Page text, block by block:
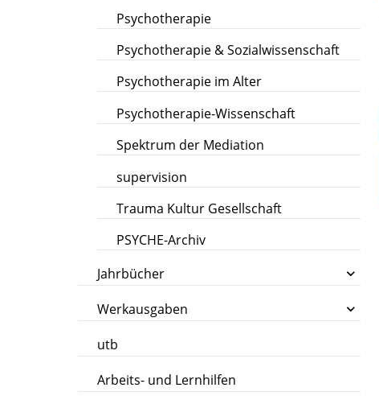
Psychotherapie
Psychotherapie & Sozialwissenschaft
Psychotherapie im Alter
Psychotherapie-Wissenschaft
Spektrum der Mediation
supervision
Trauma Kultur Gesellschaft
PSYCHE-Archiv
Jahrbücher
Werkausgaben
utb
Arbeits- und Lernhilfen